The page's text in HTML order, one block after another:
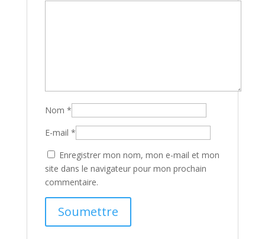
Nom *
E-mail *
Enregistrer mon nom, mon e-mail et mon
site dans le navigateur pour mon prochain
commentaire.